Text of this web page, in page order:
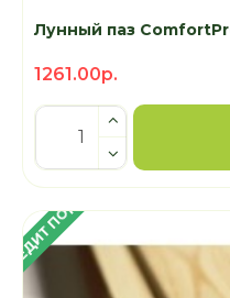
Лунный паз
1261.00р.
ПОД 4%